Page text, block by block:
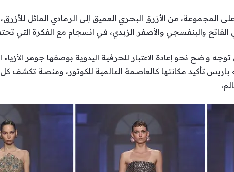
المجموعة، من الأزرق البحري العميق إلى الرمادي المائل للأزرق،
الفاتح والبنفسجي والأصفر الزبدي، في انسجام مع الفكرة التي
واضح نحو إعادة الاعتبار للحرفية اليدوية بوصفها جوهر الأزياء
تأكيد مكانتها كالعاصمة العالمية للكوتور، ومنصة تكشف